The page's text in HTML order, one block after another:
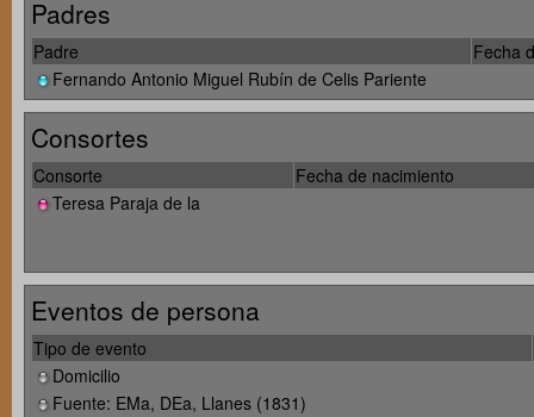
Padres
Padre
Fecha
Fernando Antonio Miguel Rubín de Celis Pariente
Consortes
Consorte
Fecha de nacimiento
Teresa Paraja de la
Eventos de persona
Tipo de evento
Domicilio
Fuente: EMa, DEa, Llanes (1831)